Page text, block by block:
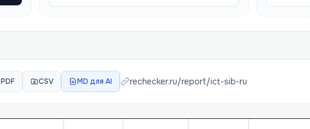
PDF CSV MD для AI rechecker.ru/report/ict-sib-ru